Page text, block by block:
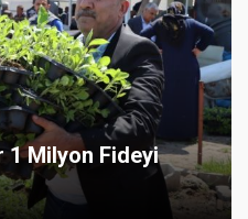
1 Milyon Fideyi